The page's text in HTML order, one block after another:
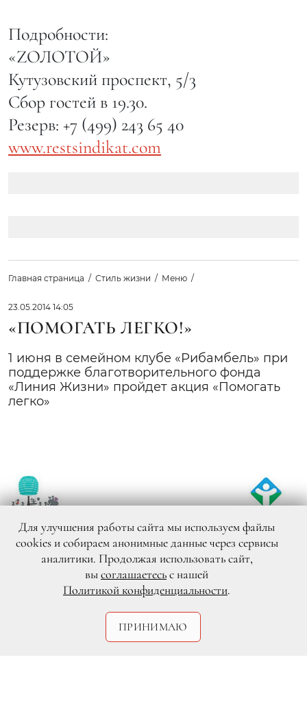
Подробности:
«ZОЛОТОЙ»
Кутузовский проспект, 5/3
Сбор гостей в 19.30.
Резерв: +7 (499) 243 65 40
www.restsindikat.com
Главная страница Стиль жизни Меню
23.05.2014 14:05
«ПОМОГАТЬ ЛЕГКО!»
1 июня в семейном клубе «Рибамбель» при
поддержке благотворительного фонда
«Линия Жизни» пройдет акция «Помогать
легко»
Для улучшения работы сайта мы используем файлы
cookies и собираем анонимные данные через сервисы
аналитики. Продолжая использовать сайт,
высоглашаетесьс нашей
Политикой конфиденциальности.
ПРИНИМАЮ